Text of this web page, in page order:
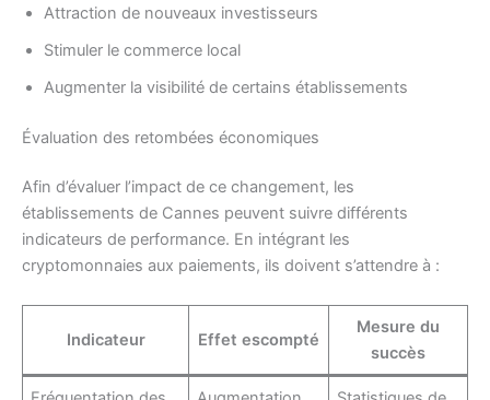
Attraction de nouveaux investisseurs
Stimuler le commerce local
Augmenter la visibilité de certains établissements
Évaluation des retombées économiques
Afin d’évaluer l’impact de ce changement, les
établissements de Cannes peuvent suivre différents
indicateurs de performance. En intégrant les
cryptomonnaies aux paiements, ils doivent s’attendre à :
Indicateur Effet escompté
Mesure du
succès